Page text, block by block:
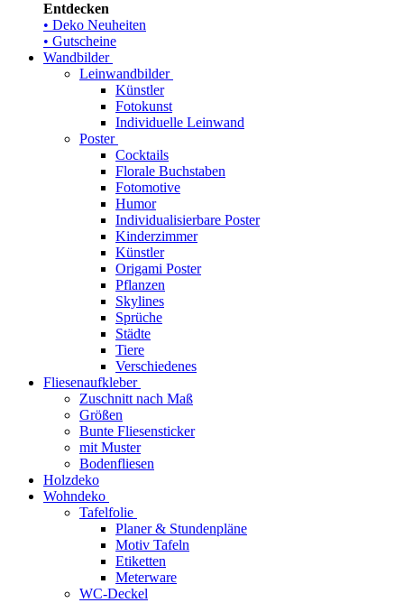
Entdecken
• Deko Neuheiten
• Gutscheine
Wandbilder
Leinwandbilder
Künstler
Fotokunst
Individuelle Leinwand
Poster
Cocktails
Florale Buchstaben
Fotomotive
Humor
Individualisierbare Poster
Kinderzimmer
Künstler
Origami Poster
Pflanzen
Skylines
Sprüche
Städte
Tiere
Verschiedenes
Fliesenaufkleber
Zuschnitt nach Maß
Größen
Bunte Fliesensticker
mit Muster
Bodenfliesen
Holzdeko
Wohndeko
Tafelfolie
Planer & Stundenpläne
Motiv Tafeln
Etiketten
Meterware
WC-Deckel